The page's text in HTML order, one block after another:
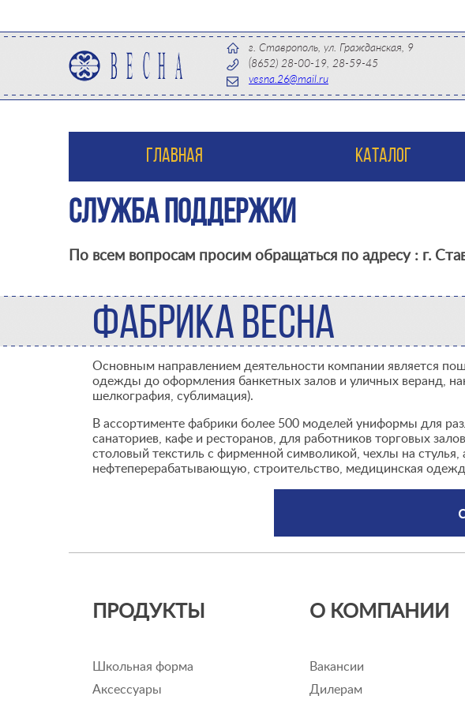
г. Ставрополь, ул. Гражданская, 9
(8652) 28-00-19, 28-59-45
vesna.26@mail.ru
ГЛАВНАЯ КАТАЛОГ
Служба поддержки
По всем вопросам просим обращаться по адресу : г.
ФАБРИКА ВЕСНА
Основным направлением деятельности компании является
одежды до оформления банкетных залов и уличных веранд,
шелкография, сублимация).
В ассортименте фабрики более 500 моделей униформы для
санаториев, кафе и ресторанов, для работников торговых
столовый текстиль с фирменной символикой, чехлы на
нефтеперерабатывающую, строительство, медицинская
ПРОДУКТЫ
Школьная форма
Аксессуары
О КОМПАНИИ
Вакансии
Дилерам